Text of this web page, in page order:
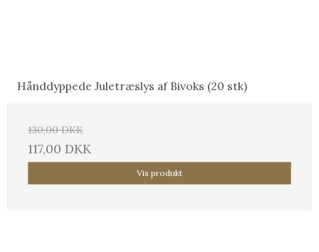
Hånddyppede Juletræslys af Bivoks (20 stk)
130,00 DKK
117,00 DKK
Vis produkt